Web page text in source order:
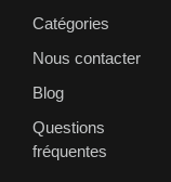
Catégories
Nous contacter
Blog
Questions
fréquentes